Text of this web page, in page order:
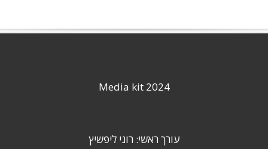
Media kit 2024
עורך ראשי: רוני ליפשיץ